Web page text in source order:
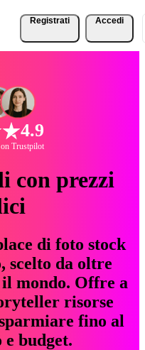
Registrati Accedi
4.9
Trustpilot
con prezzi
di foto stock
scelto da oltre
mondo. Offre a
risorse
fino al
budget.